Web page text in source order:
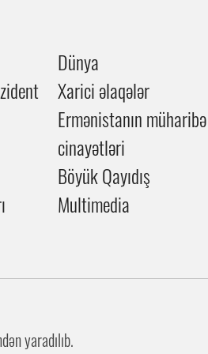
Dünya
Xarici əlaqələr
Ermənistanın müharibə
cinayətləri
Böyük Qayıdış
Multimedia
yaradılıb.